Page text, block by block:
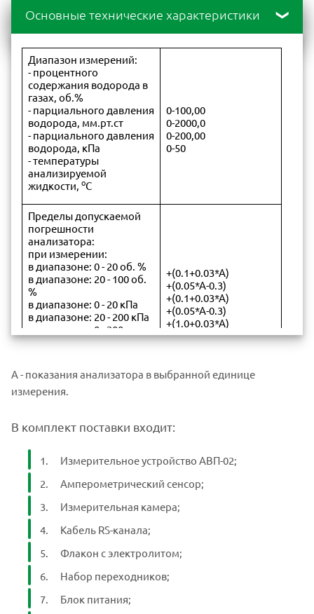
Основные технические характеристики
Диапазон измерений:
- процентного
содержания водорода в
газах, об.%
- парциального давления
водорода, мм.рт.ст
- парциального давления
водорода, кПа
- температуры
анализируемой
жидкости, oС
0-100,00
0-2000,0
0-200,00
0-50
Пределы допускаемой
погрешности
анализатора:
при измерении:
в диапазоне: 0 - 20 об. %
в диапазоне: 20 - 100 об.
%
в диапазоне: 0 - 20 кПа
в диапазоне: 20 - 200 кПа
в диапазоне: 0 - 200
мм.рт.ст.
- температуры,oС
+(0.1+0.03*А)
+(0.05*А-0.3)
+(0.1+0.03*А)
+(0.05*А-0.3)
+(1.0+0.03*А)
+(0.05*А-3.0)
показаний при
скачкообразном
изменении
концентрации водорода
при 25
Время установления
рабочего режима после
включения, мин, не
более
Срок службы
амперометрического
сенсора
Не ограничен
А - показания анализатора в выбранной единице
измерения.
В комплект поставки входит:
Измерительное устройство АВП-02;
Амперометрический сенсор;
Измерительная камера;
Кабель RS-канала;
Флакон с электролитом;
Набор переходников;
Блок питания;